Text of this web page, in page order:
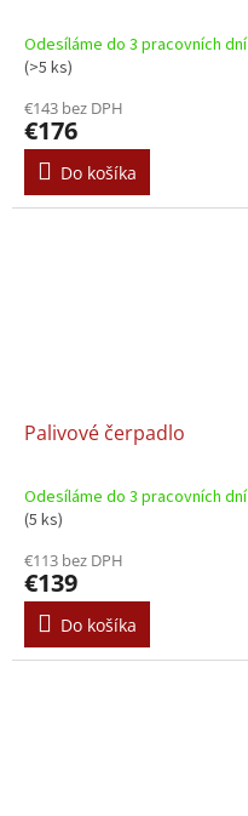
Odesíláme do 3 pracovních dní
(>5 ks)
€143 bez DPH
€176
Do košíka
Palivové čerpadlo
Odesíláme do 3 pracovních dní
(5 ks)
€113 bez DPH
€139
Do košíka